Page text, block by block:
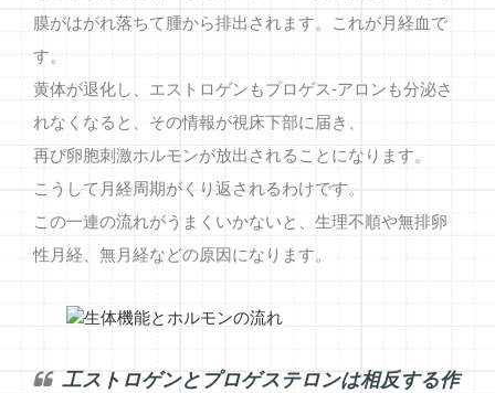
膜がはがれ落ちて腫から排出されます。これが月経血で
す。
黄体が退化し、エストロゲンもプロゲス-アロンも分泌さ
れなくなると、その情報が視床下部に届き、
再び卵胞刺激ホルモンが放出されることになります。
こうして月経周期がくり返されるわけです。
この一連の流れがうまくいかないと、生理不順や無排卵
性月経、無月経などの原因になります。
工ストロゲンとプロゲステロンは相反する作